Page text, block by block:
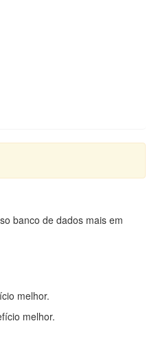
banco de dados mais em
melhor.
melhor.